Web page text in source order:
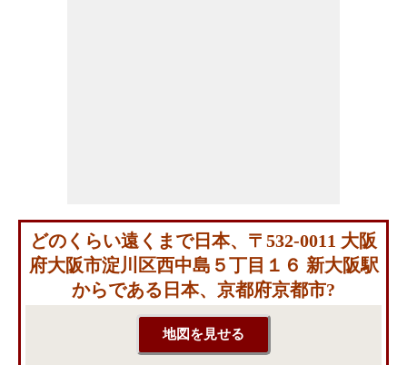
どのくらい遠くまで日本、〒532-0011 大阪
府大阪市淀川区西中島５丁目１６ 新大阪駅
からである日本、京都府京都市?